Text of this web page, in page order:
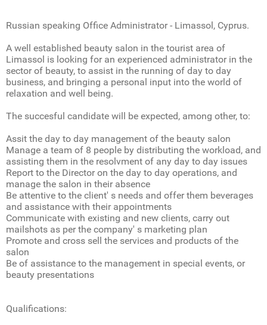
Russian speaking Office Administrator - Limassol, Cyprus.
A well established beauty salon in the tourist area of
Limassol is looking for an experienced administrator in the
sector of beauty, to assist in the running of day to day
business, and bringing a personal input into the world of
relaxation and well being.
The succesful candidate will be expected, among other, to:
Assit the day to day management of the beauty salon
Manage a team of 8 people by distributing the workload, and
assisting them in the resolvment of any day to day issues
Report to the Director on the day to day operations, and
manage the salon in their absence
Be attentive to the client' s needs and offer them beverages
and assistance with their appointments
Communicate with existing and new clients, carry out
mailshots as per the company' s marketing plan
Promote and cross sell the services and products of the
salon
Be of assistance to the management in special events, or
beauty presentations
Qualifications: